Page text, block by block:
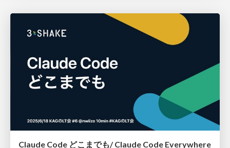
Claude Code どこまでも/ Claude Code Everywhere